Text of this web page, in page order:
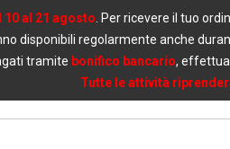
10 al 21 agosto . Per ricevere il tuo
disponibili regolarmente anche
tramite bonifico bancario,
Tutte le attività